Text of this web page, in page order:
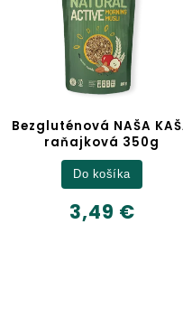
NAŠA KAŠA
raňajková 350g
3,49 €
Do košíka